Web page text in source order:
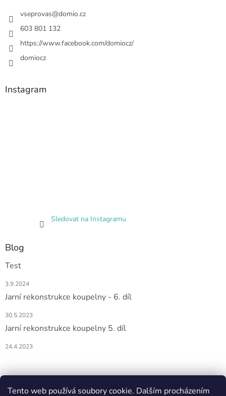
Tento web používá soubory cookie. Dalším procházením
vseprovas@domio.cz
603 801 132
https://www.facebook.com/domiocz/
domiocz
Instagram
Sledovat na Instagramu
Blog
Test
3.9.2024
Jarní rekonstrukce koupelny - 6. díl
30.5.2023
Jarní rekonstrukce koupelny 5. díl
24.4.2023
Nákupní košík